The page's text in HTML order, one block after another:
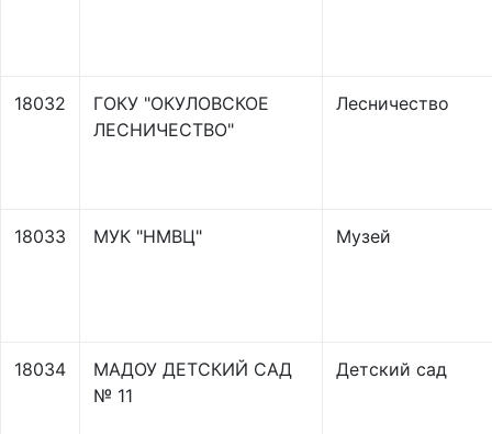
18032
ГОКУ "ОКУЛОВСКОЕ
ЛЕСНИЧЕСТВО"
Лесничество
18033 МУК "НМВЦ" Музей
18034
МАДОУ ДЕТСКИЙ САД
№ 11
Детский сад